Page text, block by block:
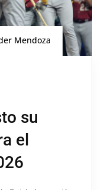
Mendoza
su
el